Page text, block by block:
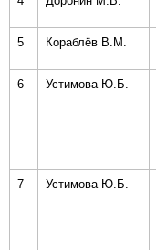
5 Кораблёв В.М.
6 Устимова Ю.Б.
7 Устимова Ю.Б.